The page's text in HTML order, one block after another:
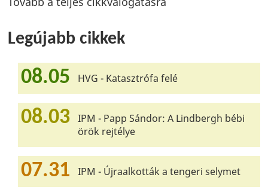
Legújabb cikkek
08.05 HVG - Katasztrófa felé
08.03
IPM - Papp Sándor: A Lindbergh bébi
örök rejtélye
07.31 IPM - Újraalkották a tengeri selymet